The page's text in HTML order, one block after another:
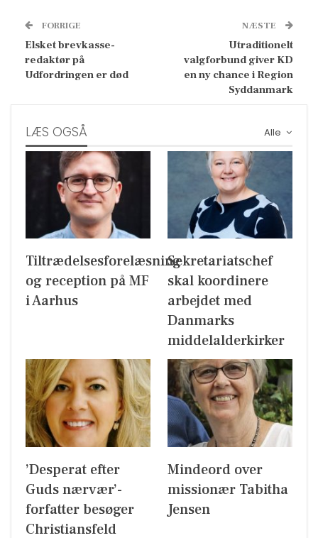
FORRIGE
Elsket brevkasse-
redaktør på
Udfordringen er død
NÆSTE
Utraditionelt
valgforbund giver KD
en ny chance i Region
Syddanmark
Alle
LÆS OGSÅ
Tiltrædelsesforelæsning
og reception på MF
i Aarhus
Sekretariatschef
skal koordinere
arbejdet med
Danmarks
middelalderkirker
’Desperat efter
Guds nærvær’-
forfatter besøger
Christiansfeld
Mindeord over
missionær Tabitha
Jensen